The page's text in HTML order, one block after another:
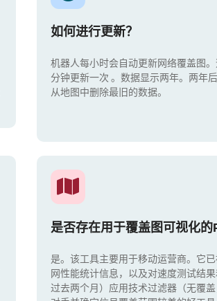
如何进行更新？
机器人每小时会自动更新网络覆盖图
分钟更新一次 。数据显示两年。两年
从地图中删除最旧的数据。
是否存在用于覆盖图可视化的
是。该工具主要用于移动运营商。它
网性能统计信息，以及对速度测试结
过去两个月）应用技术过滤器（无覆